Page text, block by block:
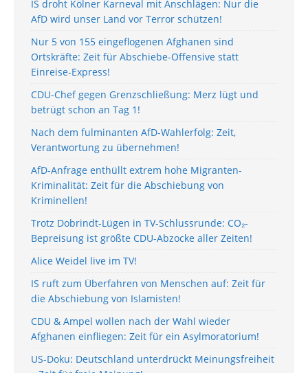
IS droht Kölner Karneval mit Anschlägen: Nur die
AfD wird unser Land vor Terror schützen!
Nur 5 von 155 eingeflogenen Afghanen sind
Ortskräfte: Zeit für Abschiebe-Offensive statt
Einreise-Express!
CDU-Chef gegen Grenzschließung: Merz lügt und
betrügt schon an Tag 1!
Nach dem fulminanten AfD-Wahlerfolg: Zeit,
Verantwortung zu übernehmen!
AfD-Anfrage enthüllt extrem hohe Migranten-
Kriminalität: Zeit für die Abschiebung von
Kriminellen!
Trotz Dobrindt-Lügen in TV-Schlussrunde: CO₂-
Bepreisung ist größte CDU-Abzocke aller Zeiten!
Alice Weidel live im TV!
IS ruft zum Überfahren von Menschen auf: Zeit für
die Abschiebung von Islamisten!
CDU & Ampel wollen nach der Wahl wieder
Afghanen einfliegen: Zeit für ein Asylmoratorium!
US-Doku: Deutschland unterdrückt Meinungsfreiheit